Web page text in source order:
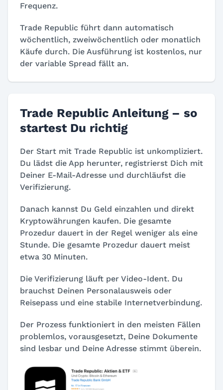
Frequenz.
Trade Republic führt dann automatisch
wöchentlich, zweiwöchentlich oder monatlich
Käufe durch. Die Ausführung ist kostenlos, nur
der variable Spread fällt an.
Trade Republic Anleitung – so
startest Du richtig
Der Start mit Trade Republic ist unkompliziert.
Du lädst die App herunter, registrierst Dich mit
Deiner E-Mail-Adresse und durchläufst die
Verifizierung.
Danach kannst Du Geld einzahlen und direkt
Kryptowährungen kaufen. Die gesamte
Prozedur dauert in der Regel weniger als eine
Stunde. Die gesamte Prozedur dauert meist
etwa 30 Minuten.
Die Verifizierung läuft per Video-Ident. Du
brauchst Deinen Personalausweis oder
Reisepass und eine stabile Internetverbindung.
Der Prozess funktioniert in den meisten Fällen
problemlos, vorausgesetzt, Deine Dokumente
sind lesbar und Deine Adresse stimmt überein.